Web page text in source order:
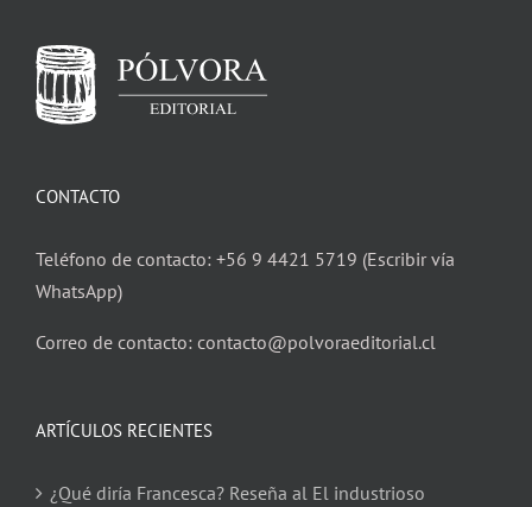
CONTACTO
Teléfono de contacto: +56 9 4421 5719 (Escribir vía
WhatsApp)
Correo de contacto: contacto@polvoraeditorial.cl
ARTÍCULOS RECIENTES
¿Qué diría Francesca? Reseña al El industrioso